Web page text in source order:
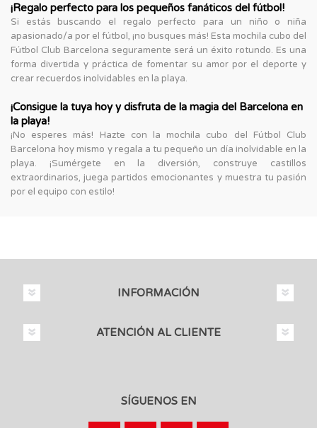
¡Regalo perfecto para los pequeños fanáticos del fútbol!
Si estás buscando el regalo perfecto para un niño o niña
apasionado/a por el fútbol, ¡no busques más! Esta mochila cubo del
Fútbol Club Barcelona seguramente será un éxito rotundo. Es una
forma divertida y práctica de fomentar su amor por el deporte y
crear recuerdos inolvidables en la playa.
¡Consigue la tuya hoy y disfruta de la magia del Barcelona en
la playa!
¡No esperes más! Hazte con la mochila cubo del Fútbol Club
Barcelona hoy mismo y regala a tu pequeño un día inolvidable en la
playa. ¡Sumérgete en la diversión, construye castillos
extraordinarios, juega partidos emocionantes y muestra tu pasión
por el equipo con estilo!
INFORMACIÓN
ATENCIÓN AL CLIENTE
SÍGUENOS EN